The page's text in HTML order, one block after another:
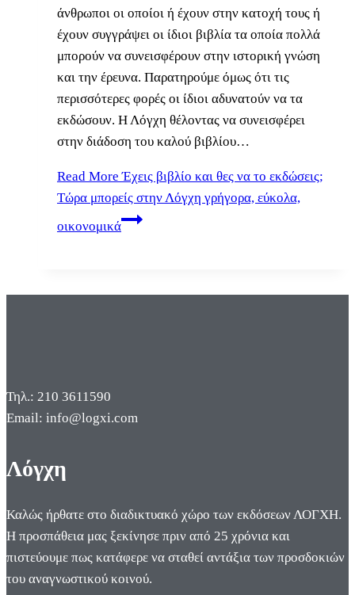
άνθρωποι οι οποίοι ή έχουν στην κατοχή τους ή
έχουν συγγράψει οι ίδιοι βιβλία τα οποία πολλά
μπορούν να συνεισφέρουν στην ιστορική γνώση
και την έρευνα. Παρατηρούμε όμως ότι τις
περισσότερες φορές οι ίδιοι αδυνατούν να τα
εκδώσουν. Η Λόγχη θέλοντας να συνεισφέρει
στην διάδοση του καλού βιβλίου…
Read More Έχεις βιβλίο και θες να το εκδώσεις;
Τώρα μπορείς στην Λόγχη γρήγορα, εύκολα,
οικονομικά
Τηλ.: 210 3611590
Email: info@logxi.com
Λόγχη
Καλώς ήρθατε στο διαδικτυακό χώρο των εκδόσεων ΛΟΓΧΗ.
Η προσπάθεια μας ξεκίνησε πριν από 25 χρόνια και
πιστεύουμε πως κατάφερε να σταθεί αντάξια των προσδοκιών
του αναγνωστικού κοινού.